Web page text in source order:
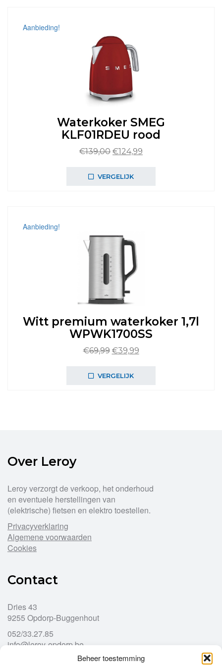
Beheer toestemming
Aanbieding!
Waterkoker SMEG
KLF01RDEU rood
€139,00 Oorspronkelijke
was:
€124,99
VERGELIJK
Aanbieding!
Witt premium waterkoker 1,7l
WPWK1700SS
€69,99 Oorspronkelijke
was:
€39,99Huidige
VERGELIJK
Over Leroy
Leroy verzorgt de verkoop, het onderhoud
en eventuele herstellingen van
(elektrische) fietsen en elektro toestellen.
Privacyverklaring
Algemene voorwaarden
Cookies
Contact
Dries 43
9255 Opdorp-Buggenhout
052/33.27.85
info@leroy-opdorp.be